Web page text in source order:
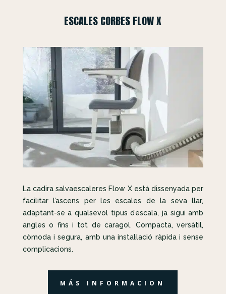
ESCALES CORBES FLOW X
La cadira salvaescaleres Flow X està dissenyada per
facilitar l’ascens per les escales de la seva llar,
adaptant-se a qualsevol tipus d’escala, ja sigui amb
angles o fins i tot de caragol. Compacta, versàtil,
còmoda i segura, amb una instal·lació ràpida i sense
complicacions.
MÁS INFORMACION